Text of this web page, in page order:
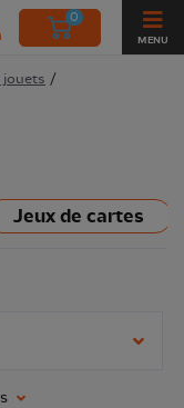
0
MENU
jouets /
Jeux de cartes